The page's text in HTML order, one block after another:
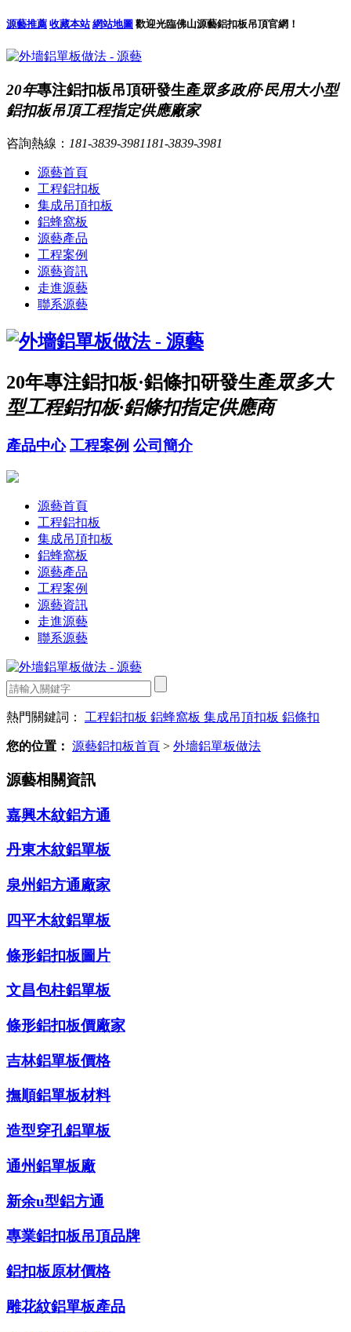
源藝推薦 收藏本站 網站地圖 歡迎光臨佛山源藝鋁扣板吊頂官網！
20年專注鋁扣板吊頂研發生產眾多政府·民用大小型
鋁扣板吊頂工程指定供應廠家
咨詢熱線： 181-3839-3981 181-3839-3981
源藝首頁
工程鋁扣板
集成吊頂扣板
鋁蜂窩板
源藝產品
工程案例
源藝資訊
走進源藝
聯系源藝
20年專注鋁扣板·鋁條扣研發生產眾多大
型工程鋁扣板·鋁條扣指定供應商
產品中心 工程案例 公司簡介
源藝首頁
工程鋁扣板
集成吊頂扣板
鋁蜂窩板
源藝產品
工程案例
源藝資訊
走進源藝
聯系源藝
熱門關鍵詞： 工程鋁扣板 鋁蜂窩板 集成吊頂扣板 鋁條扣
您的位置： 源藝鋁扣板首頁 > 外墻鋁單板做法
源藝相關資訊
嘉興木紋鋁方通
丹東木紋鋁單板
泉州鋁方通廠家
四平木紋鋁單板
條形鋁扣板圖片
文昌包柱鋁單板
條形鋁扣板價廠家
吉林鋁單板價格
撫順鋁單板材料
造型穿孔鋁單板
通州鋁單板廠
新余u型鋁方通
專業鋁扣板吊頂品牌
鋁扣板原材價格
雕花紋鋁單板產品